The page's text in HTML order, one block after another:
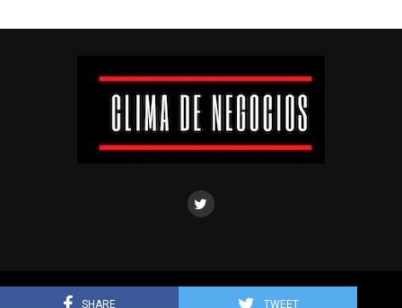
SHARE TWEET
Clima de negocios © Todos los derechos reservados.